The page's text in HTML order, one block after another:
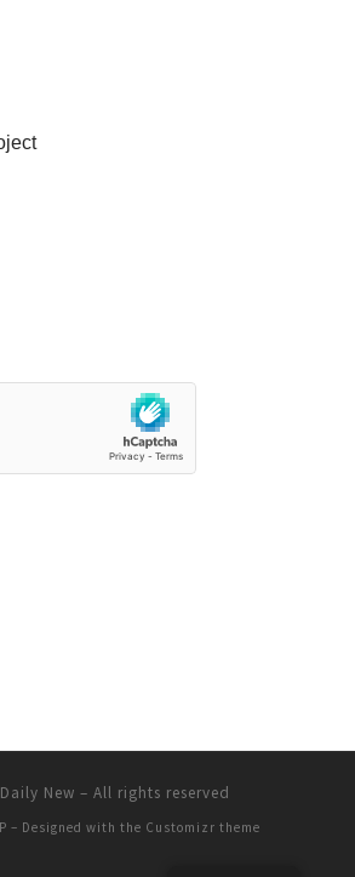
Daily New – All rights reserved
– Designed with the Customizr theme